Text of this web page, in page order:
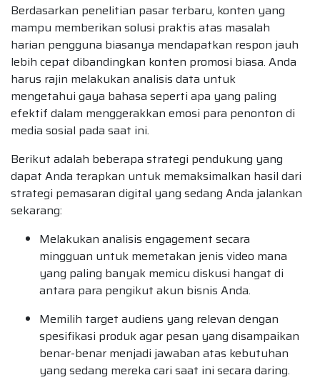
Berdasarkan penelitian pasar terbaru, konten yang
mampu memberikan solusi praktis atas masalah
harian pengguna biasanya mendapatkan respon jauh
lebih cepat dibandingkan konten promosi biasa. Anda
harus rajin melakukan analisis data untuk
mengetahui gaya bahasa seperti apa yang paling
efektif dalam menggerakkan emosi para penonton di
media sosial pada saat ini.
Berikut adalah beberapa strategi pendukung yang
dapat Anda terapkan untuk memaksimalkan hasil dari
strategi pemasaran digital yang sedang Anda jalankan
sekarang:
Melakukan analisis engagement secara
mingguan untuk memetakan jenis video mana
yang paling banyak memicu diskusi hangat di
antara para pengikut akun bisnis Anda.
Memilih target audiens yang relevan dengan
spesifikasi produk agar pesan yang disampaikan
benar-benar menjadi jawaban atas kebutuhan
yang sedang mereka cari saat ini secara daring.